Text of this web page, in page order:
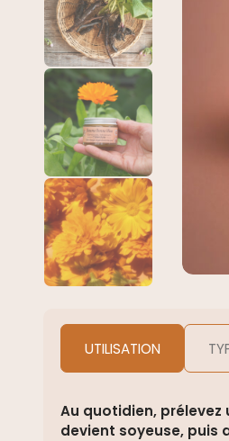
UTILISATION
Au quotidien,
devient soyeuse, puis